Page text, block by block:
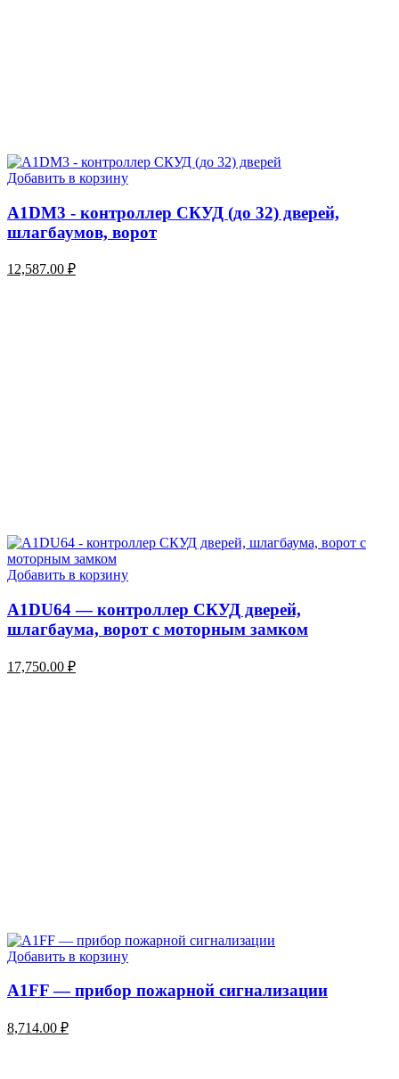
Добавить в корзину
A1DM3 - контроллер СКУД (до 32) дверей,
шлагбаумов, ворот
12,587.00 ₽
Добавить в корзину
A1DU64 — контроллер СКУД дверей,
шлагбаума, ворот с моторным замком
17,750.00 ₽
Добавить в корзину
A1FF — прибор пожарной сигнализации
8,714.00 ₽